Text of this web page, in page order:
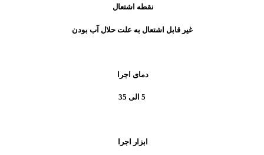
نقطه اشتعال
غیر قابل اشتعال به علت حلال آب بودن
دمای اجرا
5 الی 35
ابزار اجرا